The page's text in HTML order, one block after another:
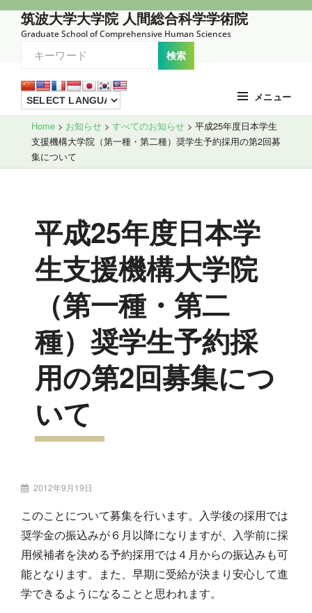
コ
ッ
筑波大学大学院 人間総合科学学術院
Graduate School of Comprehensive Human Sciences
メニュー
Overlay
Home > お知らせ > すべてのお知らせ > 平成25年度日本学生
支援機構大学院（第一種・第二種）奨学生予約採用の第2回募
集について
平成25年度日本学
生支援機構大学院
（第一種・第二
種）奨学生予約採
用の第2回募集につ
いて
投
者:
2012年9月19日
このことについて募集を行います。入学後の採用では
奨学金の振込みが６月以降になりますが、入学前に採
用候補者を決める予約採用では４月からの振込みも可
能となります。また、早期に受給が決まり安心して進
学できるようになることと思われます。